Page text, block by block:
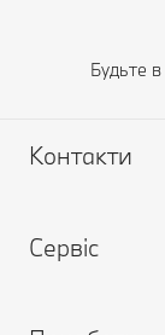
Будьте в
Контакти
Знайдіть
Сервіс